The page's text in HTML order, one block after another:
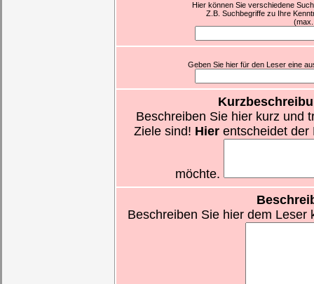
Hier können Sie verschiedene
Z.B. Suchbegriffe zu Ihre
Geben Sie hier für den Leser eine
Beschreiben Sie hier kurz und
Ziele sind! Hier entscheidet der
möchte.
Beschreiben Sie hier dem Leser